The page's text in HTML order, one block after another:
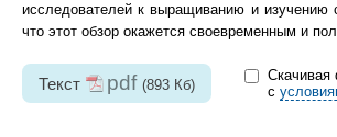
исследователей к выращиванию и изучению
что этот обзор окажется своевременным и
Текст pdf (893 Кб)
с